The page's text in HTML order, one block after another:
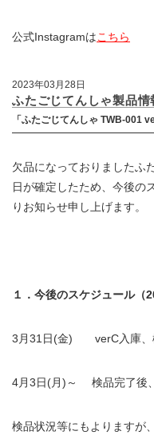
公式Instagramはこちら
2023年03月28日
ふたごじてんしゃ製品情
「ふたごじてんしゃ TWB-001
欠品になっておりましたふ
日が確定したため、今後の
りお知らせ申し上げます。
１．今後のスケジュール（
3月31日(金) verC入庫、
4月3日(月)～ 検品完了後
検品状況等にもよりますが